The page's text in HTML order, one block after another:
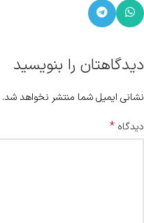
دیدگاهتان را بنویسید
نشانی ایمیل شما منتشر نخواهد شد.
دیدگاه *